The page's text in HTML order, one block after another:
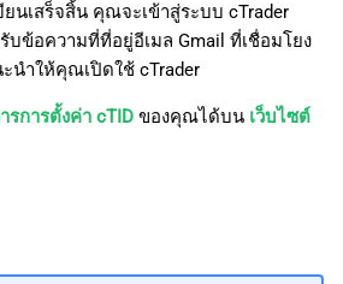
ยนเสร็จสิ้น คุณจะเข้าสู่ระบบ cTrader
ข้อความที่ที่อยู่อีเมล Gmail ที่เชื่อมโยง
ำให้คุณเปิดใช้ cTrader
รการตั้งค่า cTID ของคุณได้บน เว็บไซต์